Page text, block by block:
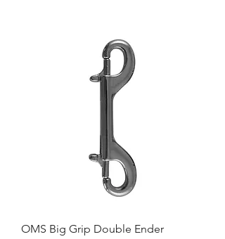
OMS Big Grip Double Ender